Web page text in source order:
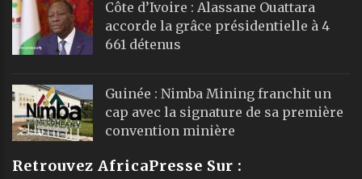
Côte d’Ivoire : Alassane Ouattara
accorde la grâce présidentielle à 4
661 détenus
Guinée : Nimba Mining franchit un
cap avec la signature de sa première
convention minière
Retrouvez AfricaPresse Sur :